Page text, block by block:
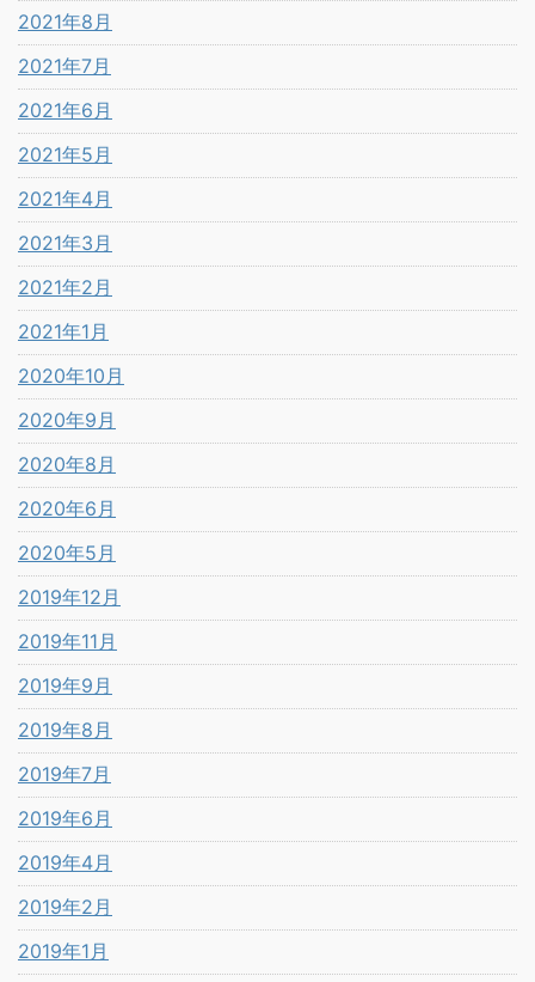
2021年8月
2021年7月
2021年6月
2021年5月
2021年4月
2021年3月
2021年2月
2021年1月
2020年10月
2020年9月
2020年8月
2020年6月
2020年5月
2019年12月
2019年11月
2019年9月
2019年8月
2019年7月
2019年6月
2019年4月
2019年2月
2019年1月